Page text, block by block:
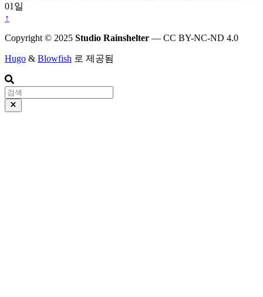
01일
↑
Copyright © 2025 Studio Rainshelter — CC BY-NC-ND 4.0
Hugo & Blowfish 로 제공됨